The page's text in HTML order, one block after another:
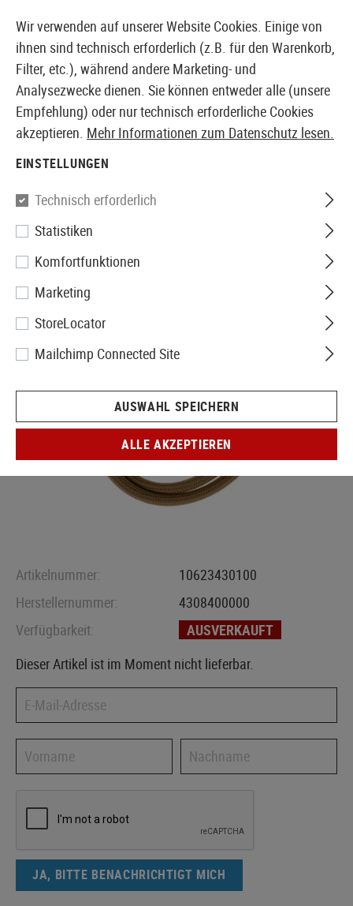
EUROPÄISCHER AIRSOFT SHOP & GROßHÄNDLER
Source
Replacement Tube
Artikelnummer:
10623430100
Herstellernummer:
4308400000
Verfügbarkeit:
AUSVERKAUFT
Dieser Artikel ist im Moment nicht lieferbar.
JA, BITTE BENACHRICHTIGT MICH
Wir verwenden auf unserer Website Cookies. Einige von
ihnen sind technisch erforderlich (z.B. für den Warenkorb,
Filter, etc.), während andere Marketing- und
Analysezwecke dienen. Sie können entweder alle (unsere
Empfehlung) oder nur technisch erforderliche Cookies
akzeptieren. Mehr Informationen zum Datenschutz lesen.
EINSTELLUNGEN
Technisch erforderlich
Statistiken
Komfortfunktionen
Marketing
StoreLocator
Mailchimp Connected Site
AUSWAHL SPEICHERN
ALLE AKZEPTIEREN